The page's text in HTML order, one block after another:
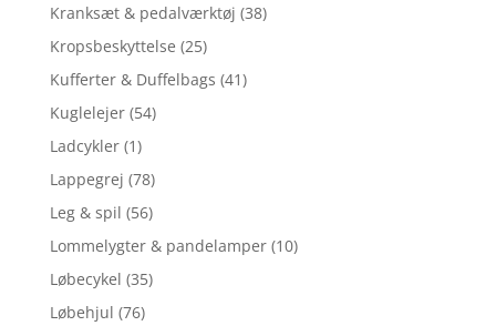
Kranksæt & pedalværktøj (38)
Kropsbeskyttelse (25)
Kufferter & Duffelbags (41)
Kuglelejer (54)
Ladcykler (1)
Lappegrej (78)
Leg & spil (56)
Lommelygter & pandelamper (10)
Løbecykel (35)
Løbehjul (76)